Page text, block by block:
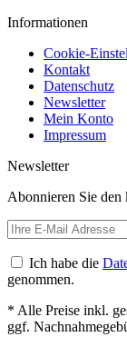
Informationen
Cookie-
Kontakt
Datenschutz
Newsletter
Mein Konto
Impressum
Newsletter
Abonnieren Sie den
Ich habe die
genommen.
* Alle Preise inkl.
ggf.